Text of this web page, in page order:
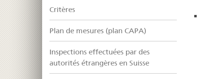
Critères
Plan de mesures (plan CAPA)
Inspections effectuées par des
autorités étrangères en Suisse